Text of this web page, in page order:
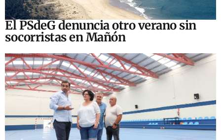
El PSdeG denuncia otro verano sin
socorristas en Mañón